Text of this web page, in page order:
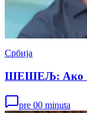
Србија
ШЕШЕЉ: Ако
pre 00 minuta